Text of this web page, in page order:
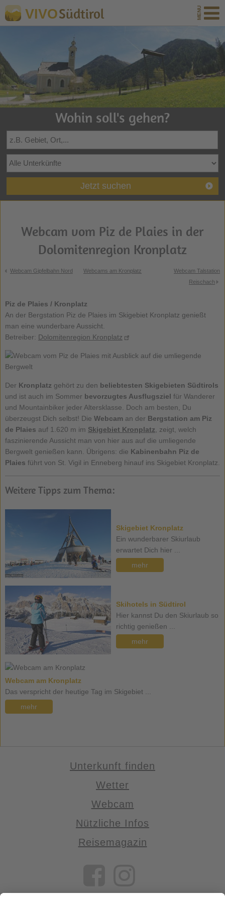
VIVOSüdtirol
Wohin soll's gehen?
Jetzt suchen
Webcam vom Piz de Plaies in der
Dolomitenregion Kronplatz
Webcam Gipfelbahn Nord Webcams am Kronplatz
Webcam Talstation
Reischach
Piz de Plaies / Kronplatz
An der Bergstation Piz de Plaies im Skigebiet Kronplatz genießt
man eine wunderbare Aussicht.
Betreiber: Dolomitenregion Kronplatz
Der Kronplatz gehört zu den beliebtesten Skigebieten Südtirols
und ist auch im Sommer bevorzugtes Ausflugsziel für Wanderer
und Mountainbiker jeder Altersklasse. Doch am besten, Du
überzeugst Dich selbst! Die Webcaman der Bergstation am Piz
de Plaies auf 1.620 m im Skigebiet Kronplatz , zeigt, welch
faszinierende Aussicht man von hier aus auf die umliegende
Bergwelt genießen kann. Übrigens: die Kabinenbahn Piz de
Plaies führt von St. Vigil in Enneberg hinauf ins Skigebiet Kronplatz.
Weitere Tipps zum Thema:
Skigebiet Kronplatz
Ein wunderbarer Skiurlaub
erwartet Dich hier ...
mehr
Skihotels in Südtirol
Hier kannst Du den Skiurlaub so
richtig genießen ...
mehr
Webcam am Kronplatz
Das verspricht der heutige Tag im Skigebiet ...
mehr
Unterkunft finden
Wetter
Webcam
Nützliche Infos
Reisemagazin